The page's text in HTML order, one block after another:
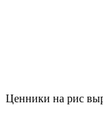
Ценники на рис